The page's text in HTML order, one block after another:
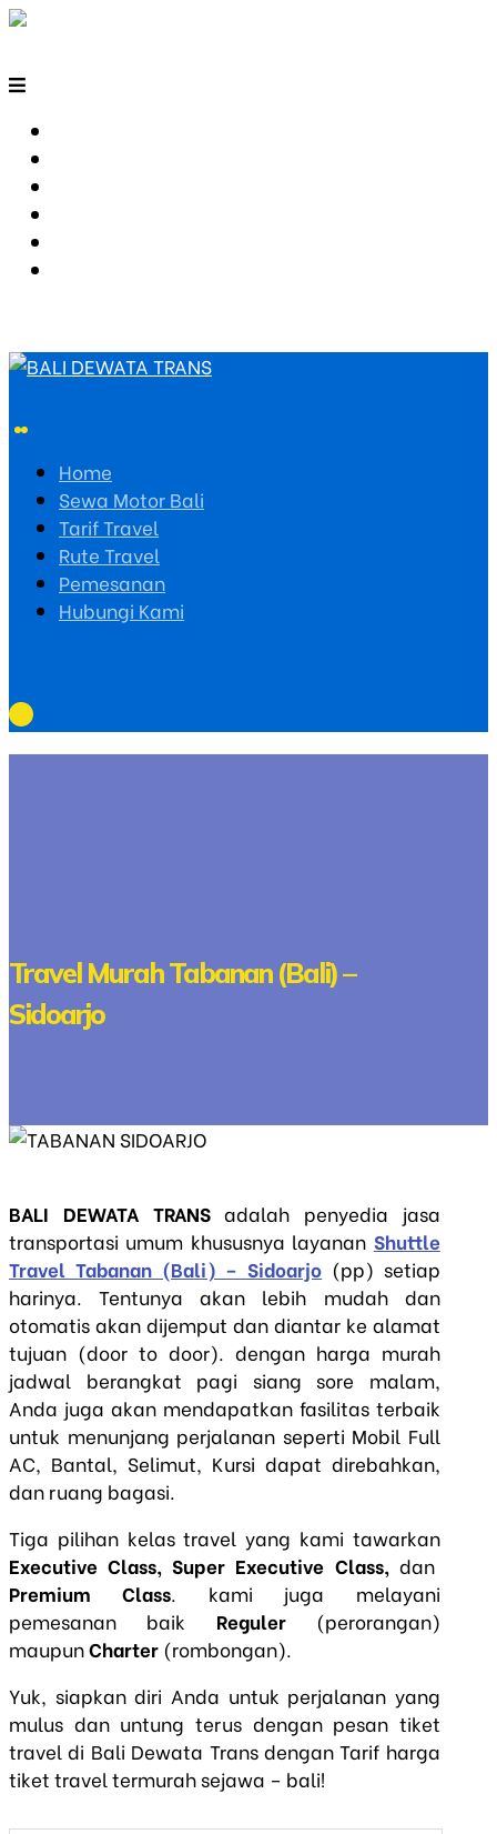
Home
Sewa Motor Bali
Tarif Travel
Rute Travel
Pemesanan
Hubungi Kami
Travel Murah Tabanan (Bali) –
Sidoarjo
BALI DEWATA TRANSadalah penyedia jasa
transportasi umum khususnya layanan Shuttle
Travel Tabanan (Bali) – Sidoarjo (pp) setiap
harinya. Tentunya akan lebih mudah dan
otomatis akan dijemput dan diantar ke alamat
tujuan (door to door). dengan harga murah
jadwal berangkat pagi siang sore malam,
Anda juga akan mendapatkan fasilitas terbaik
untuk menunjang perjalanan seperti Mobil Full
AC, Bantal, Selimut, Kursi dapat direbahkan,
dan ruang bagasi.
Tiga pilihan kelas travel yang kami tawarkan
Executive Class, Super Executive Class,dan
Premium Class. kami juga melayani
pemesanan baik Reguler(perorangan)
maupunCharter (rombongan).
Yuk, siapkan diri Anda untuk perjalanan yang
mulus dan untung terus dengan pesan tiket
travel di Bali Dewata Trans dengan Tarif harga
tiket travel termurah sejawa – bali!